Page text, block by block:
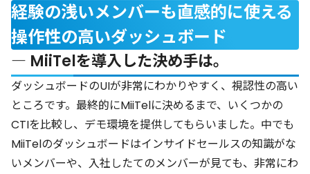
経験の浅いメンバーも直感的に使える
操作性の高いダッシュボード
― MiiTelを導入した決め手は。
ダッシュボードのUIが非常にわかりやすく、視認性の高い
ところです。最終的にMiiTelに決めるまで、いくつかの
CTIを比較し、デモ環境を提供してもらいました。中でも
MiiTelのダッシュボードはインサイドセールスの知識がな
いメンバーや、入社したてのメンバーが見ても、非常にわ